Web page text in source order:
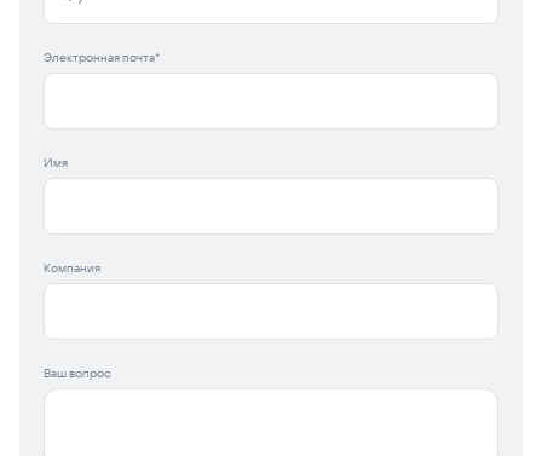
Электронная почта*
Имя
Компания
Ваш вопрос